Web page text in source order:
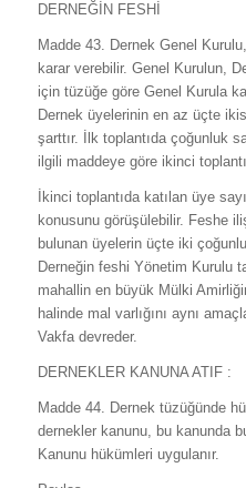
DERNEĞİN FESHİ
Madde 43. Dernek Genel
karar verebilir. Genel Kurulun,
için tüzüğe göre Genel Kurula
Dernek üyelerinin en az üçte
şarttır. İlk toplantıda çoğunluk
ilgili maddeye göre ikinci
İkinci toplantıda katılan üye
konusunu görüşülebilir. Feshe
bulunan üyelerin üçte iki
Derneğin feshi Yönetim Kurulu
mahallin en büyük Mülki
halinde mal varlığını aynı
Vakfa devreder.
DERNEKLER KANUNA ATIF :
Madde 44. Dernek tüzüğünde
dernekler kanunu, bu kanunda
Kanunu hükümleri uygulanır.